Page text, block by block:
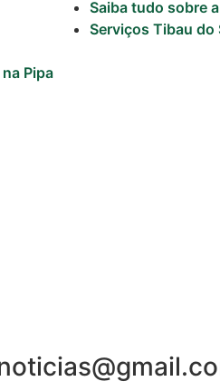
Pipa
Saiba tudo sobre
Serviços Tibau do